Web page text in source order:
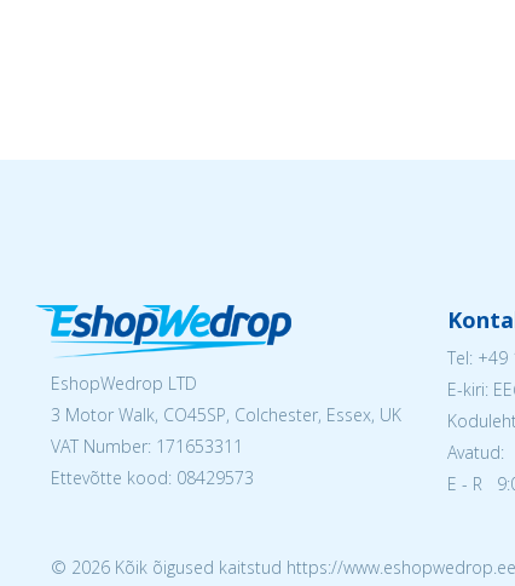
EshopWedrop LTD
3 Motor Walk, CO45SP, Colchester, Essex, UK
VAT Number: 171653311
Ettevõtte kood: 08429573
Tel: +49
E-kiri:
Avatud:
E - R
© 2026 Kõik õigused kaitstud https://